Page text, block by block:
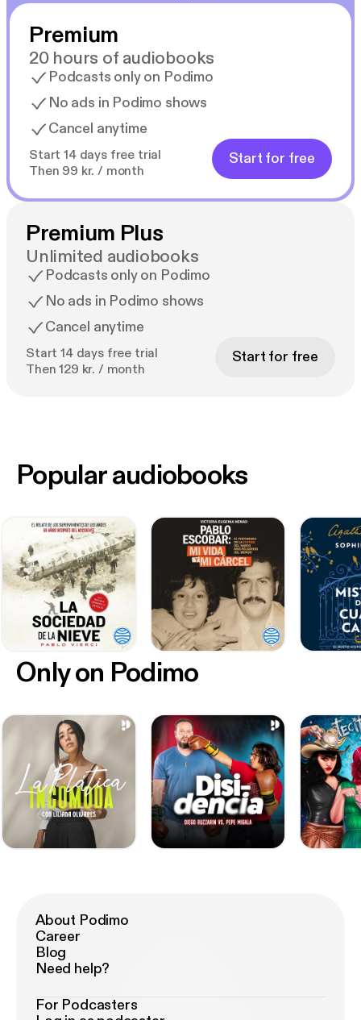
Premium
20 hours of audiobooks
Podcasts only on Podimo
No ads in Podimo shows
Cancel anytime
Start 14 days free trial
Then 99 kr. / month
Start for free
Premium Plus
Unlimited audiobooks
Podcasts only on Podimo
No ads in Podimo shows
Cancel anytime
Start 14 days free trial
Then 129 kr. / month
Start for free
Only on Podimo
Popular audiobooks
About Podimo
Career
Blog
Need help?
For Podcasters